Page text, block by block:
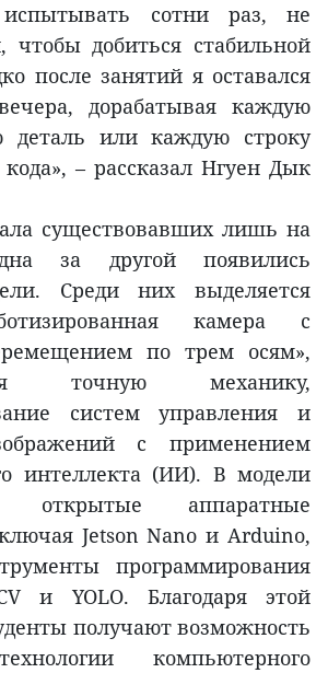
испытывать сотни раз, не
чтобы добиться стабильной
после занятий я оставался
дорабатывая каждую
деталь или каждую строку
– рассказал Нгуен Дык
существовавших лишь на
за другой появились
Среди них выделяется
камера с
по трем осям»,
точную механику,
систем управления и
с применением
интеллекта (ИИ). В модели
открытые аппаратные
Jetson Nano и Arduino,
программирования
и YOLO. Благодаря этой
получают возможность
компьютерного